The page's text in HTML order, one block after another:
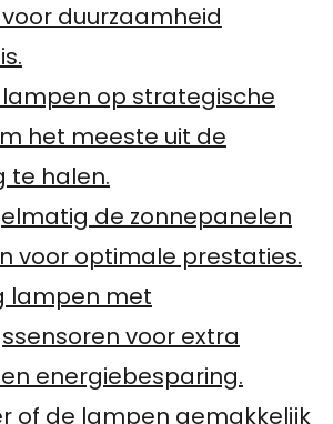
duurzaamheid
op strategische
het meeste uit de
te halen.
de zonnepanelen
voor optimale prestaties.
lampen met
voor extra
energiebesparing.
of de lampen gemakkelijk